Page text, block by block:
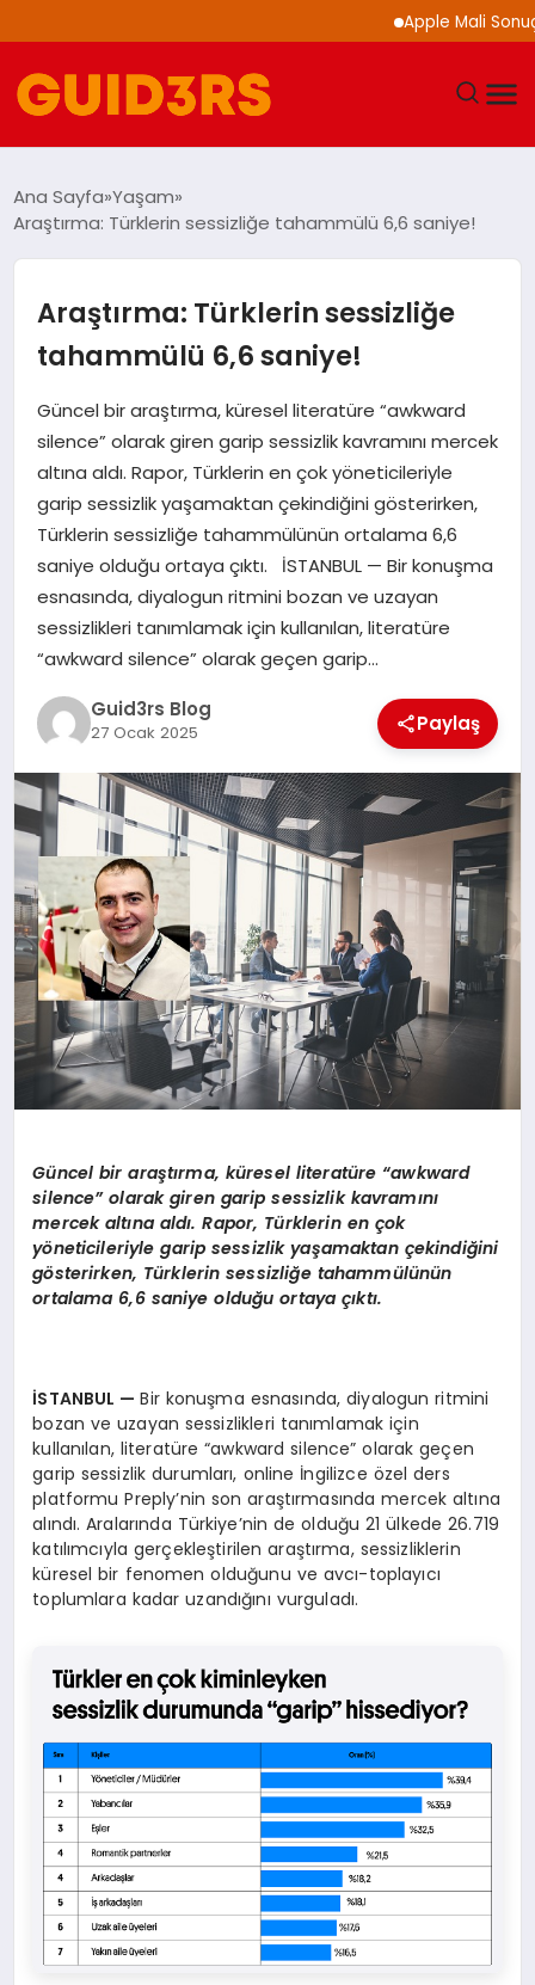
Apple Mali
YAŞAM
TEKNOLOJI
SPOR
SAĞLIK
EKONOMI
MAGAZIN
EĞITIM
Ana Sayfa Yaşam
Araştırma: Türklerin sessizliğe tahammülü 6,6 saniye!
Araştırma: Türklerin sessizliğe
tahammülü 6,6 saniye!
Güncel bir araştırma, küresel literatüre “awkward
silence” olarak giren garip sessizlik kavramını mercek
altına aldı. Rapor, Türklerin en çok yöneticileriyle
garip sessizlik yaşamaktan çekindiğini gösterirken,
Türklerin sessizliğe tahammülünün ortalama 6,6
saniye olduğu ortaya çıktı. İSTANBUL — Bir konuşma
esnasında, diyalogun ritmini bozan ve uzayan
sessizlikleri tanımlamak için kullanılan, literatüre
“awkward silence” olarak geçen garip…
Guid3rs Blog
27 Ocak 2025 Paylaş
Güncel bir araştırma, küresel literatüre “awkward
silence”olarak giren garip sessizlik kavramını
mercek altına aldı. Rapor, Türklerin en çok
yöneticileriyle garip sessizlik yaşamaktan çekindiğini
gösterirken, Türklerin sessizliğe tahammülünün
ortalama 6,6 saniye olduğu ortayaçıktı.
İSTANBUL —Bir konuşma esnasında, diyalogun ritmini
bozan ve uzayan sessizlikleri tanımlamak için
kullanılan, literatüre “awkward silence” olarak geçen
garip sessizlik durumları, online İngilizce özel ders
platformu Preply’nin son araştırmasında mercek altına
alındı. Aralarında Türkiye’nin de olduğu 21 ülkede 26.719
katılımcıyla gerçekleştirilen araştırma, sessizliklerin
küresel bir fenomen olduğunu ve avcı-toplayıcı
toplumlara kadar uzandığını vurguladı.